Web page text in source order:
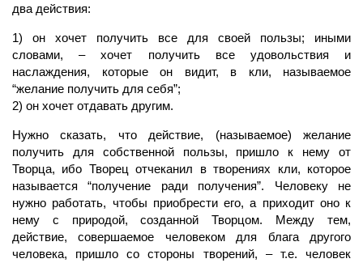
два действия:
1) он хочет получить все для своей пользы; иными
словами, – хочет получить все удовольствия и
наслаждения, которые он видит, в кли, называемое
“желание получить для себя”;
2) он хочет отдавать другим.
Нужно сказать, что действие, (называемое) желание
получить для собственной пользы, пришло к нему от
Творца, ибо Творецотчеканил в творениях кли, которое
называется “получение ради получения”. Человеку не
нужно работать, чтобы приобрести его, а приходит оно к
нему с природой, созданной Творцом. Между тем,
действие, совершаемое человеком для блага другого
человека, пришло со стороны творений, – т.е. человек